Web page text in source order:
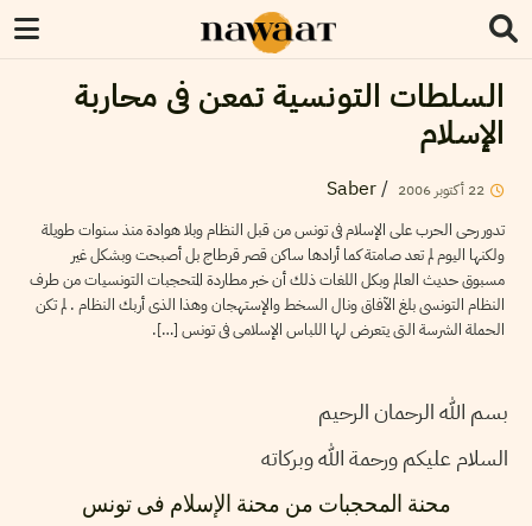
السلطات التونسية تمعن فى محاربة
الإسلام
22 أكتوبر 2006
/
Saber
تدور رحى الحرب على الإسلام فى تونس من قبل النظام وبلا هوادة منذ سنوات طويلة
ولكنها اليوم لم تعد صامتة كما أرادها ساكن قصر قرطاج بل أصبحت وبشكل غير
مسبوق حديث العالم وبكل اللغات ذلك أن خبر مطاردة المتحجبات التونسيات من طرف
النظام التونسى بلغ الآفاق ونال السخط والإستهجان وهذا الذى أربك النظام . لم تكن
الحملة الشرسة التى يتعرض لها اللباس الإسلامى فى تونس […].
بسم الله الرحمان الرحيم
السلام عليكم ورحمة الله وبركاته
محنة المحجبات من محنة الإسلام فى تونس